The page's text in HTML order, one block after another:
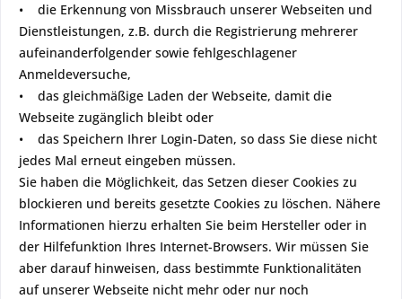
• die Erkennung von Missbrauch unserer Webseiten und
Dienstleistungen, z.B. durch die Registrierung mehrerer
aufeinanderfolgender sowie fehlgeschlagener
Anmeldeversuche,
• das gleichmäßige Laden der Webseite, damit die
Webseite zugänglich bleibt oder
• das Speichern Ihrer Login-Daten, so dass Sie diese nicht
jedes Mal erneut eingeben müssen.
Sie haben die Möglichkeit, das Setzen dieser Cookies zu
blockieren und bereits gesetzte Cookies zu löschen. Nähere
Informationen hierzu erhalten Sie beim Hersteller oder in
der Hilfefunktion Ihres Internet-Browsers. Wir müssen Sie
aber darauf hinweisen, dass bestimmte Funktionalitäten
auf unserer Webseite nicht mehr oder nur noch